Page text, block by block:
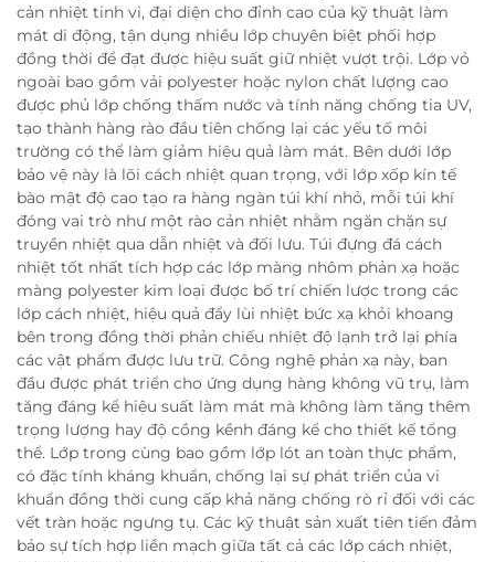
cản nhiệt tinh vi, đại diện cho đỉnh cao của kỹ thuật làm
mát di động, tận dụng nhiều lớp chuyên biệt phối hợp
đồng thời để đạt được hiệu suất giữ nhiệt vượt trội. Lớp vỏ
ngoài bao gồm vải polyester hoặc nylon chất lượng cao
được phủ lớp chống thấm nước và tính năng chống tia UV,
tạo thành hàng rào đầu tiên chống lại các yếu tố môi
trường có thể làm giảm hiệu quả làm mát. Bên dưới lớp
bảo vệ này là lõi cách nhiệt quan trọng, với lớp xốp kín tế
bào mật độ cao tạo ra hàng ngàn túi khí nhỏ, mỗi túi khí
đóng vai trò như một rào cản nhiệt nhằm ngăn chặn sự
truyền nhiệt qua dẫn nhiệt và đối lưu. Túi đựng đá cách
nhiệt tốt nhất tích hợp các lớp màng nhôm phản xạ hoặc
màng polyester kim loại được bố trí chiến lược trong các
lớp cách nhiệt, hiệu quả đẩy lùi nhiệt bức xạ khỏi khoang
bên trong đồng thời phản chiếu nhiệt độ lạnh trở lại phía
các vật phẩm được lưu trữ. Công nghệ phản xạ này, ban
đầu được phát triển cho ứng dụng hàng không vũ trụ, làm
tăng đáng kể hiệu suất làm mát mà không làm tăng thêm
trọng lượng hay độ cồng kềnh đáng kể cho thiết kế tổng
thể. Lớp trong cùng bao gồm lớp lót an toàn thực phẩm,
có đặc tính kháng khuẩn, chống lại sự phát triển của vi
khuẩn đồng thời cung cấp khả năng chống rò rỉ đối với các
vết tràn hoặc ngưng tụ. Các kỹ thuật sản xuất tiên tiến đảm
bảo sự tích hợp liền mạch giữa tất cả các lớp cách nhiệt,